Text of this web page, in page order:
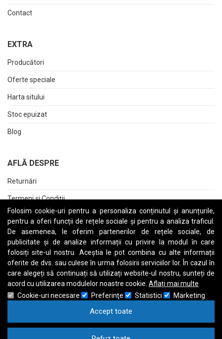
Folosim cookie-uri pentru a personaliza conținutul și anunțurile,
pentru a oferi funcții de rețele sociale și pentru a analiza traficul.
De asemenea, le oferim partenerilor de rețele sociale, de
publicitate și de analize informații cu privire la modul în care
folosiți site-ul nostru. Aceștia le pot combina cu alte informații
oferite de dvs. sau culese în urma folosirii serviciilor lor. În cazul în
care alegeți să continuați să utilizați website-ul nostru, sunteți de
acord cu utilizarea modulelor noastre cookie. Aflați mai multe
Cookie-uri necesare
Preferinţe Statistici Marketing
Accept toate
Contact
EXTRA
Producători
Oferte speciale
Harta sitului
Stoc epuizat
Blog
AFLĂ DESPRE
Returnări
Termeni și Condiții
Raport date personale
Cerere stergere cont
ABCDEFGHIJKLMNOPQRSTUV WXYZ